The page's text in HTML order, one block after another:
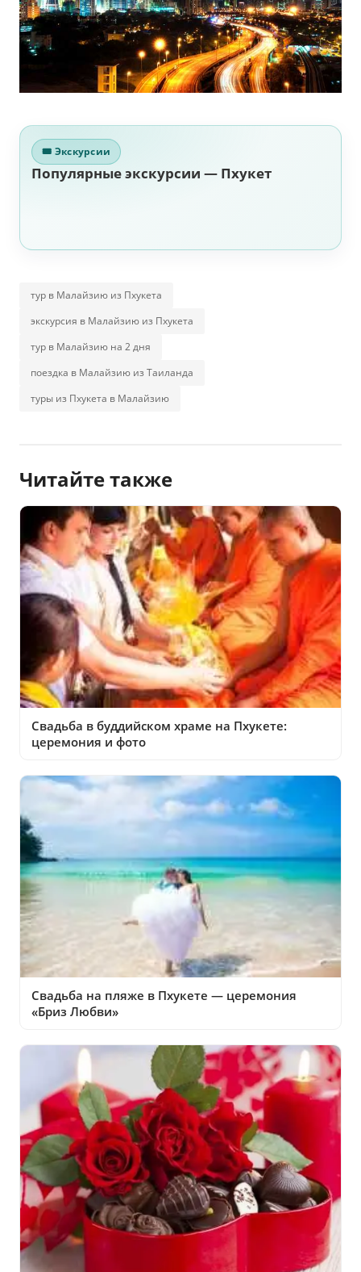
🎟 Экскурсии
Популярные экскурсии — Пхукет
тур в Малайзию из Пхукета
экскурсия в Малайзию из Пхукета
тур в Малайзию на 2 дня
поездка в Малайзию из Таиланда
туры из Пхукета в Малайзию
Читайте также
Свадьба в буддийском храме на Пхукете:
церемония и фото
Свадьба на пляже в Пхукете — церемония
«Бриз Любви»